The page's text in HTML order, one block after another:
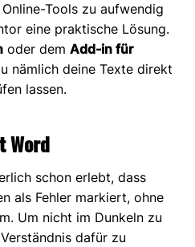
Tools zu aufwendig
eine praktische Lösung.
oder dem Add-in für
nämlich deine Texte direkt
lassen.
Word
schon erlebt, dass
als Fehler markiert, ohne
Um nicht im Dunkeln zu
dafür zu